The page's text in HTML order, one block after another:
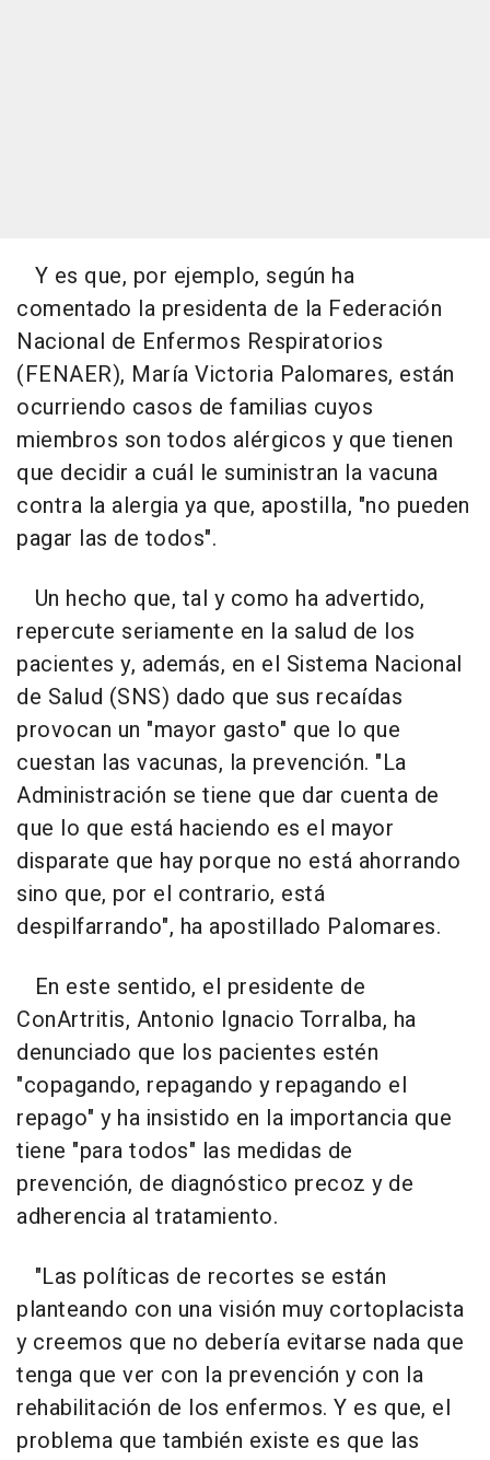
Y es que, por ejemplo, según ha
comentado la presidenta de la Federación
Nacional de Enfermos Respiratorios
(FENAER), María Victoria Palomares, están
ocurriendo casos de familias cuyos
miembros son todos alérgicos y que tienen
que decidir a cuál le suministran la vacuna
contra la alergia ya que, apostilla, "no pueden
pagar las de todos".
Un hecho que, tal y como ha advertido,
repercute seriamente en la salud de los
pacientes y, además, en el Sistema Nacional
de Salud (SNS) dado que sus recaídas
provocan un "mayor gasto" que lo que
cuestan las vacunas, la prevención. "La
Administración se tiene que dar cuenta de
que lo que está haciendo es el mayor
disparate que hay porque no está ahorrando
sino que, por el contrario, está
despilfarrando", ha apostillado Palomares.
En este sentido, el presidente de
ConArtritis, Antonio Ignacio Torralba, ha
denunciado que los pacientes estén
"copagando, repagando y repagando el
repago" y ha insistido en la importancia que
tiene "para todos" las medidas de
prevención, de diagnóstico precoz y de
adherencia al tratamiento.
"Las políticas de recortes se están
planteando con una visión muy cortoplacista
y creemos que no debería evitarse nada que
tenga que ver con la prevención y con la
rehabilitación de los enfermos. Y es que, el
problema que también existe es que las